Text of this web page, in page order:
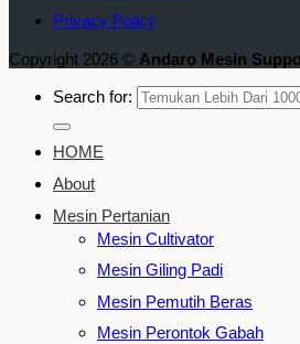
Privacy Policy
Copyright 2026 © Andaro Mesin
Search for:
HOME
About
Mesin Pertanian
Mesin Cultivator
Mesin Giling Padi
Mesin Pemutih Beras
Mesin Perontok Gabah